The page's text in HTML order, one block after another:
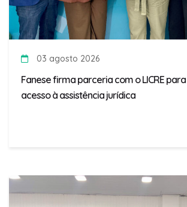
03 agosto 2026
Fanese firma parceria com o LICRE
acesso à assistência jurídica